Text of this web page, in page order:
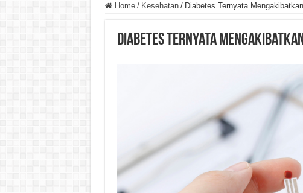
Home / Kesehatan / Diabetes Ternyata
Diabetes Ternyata